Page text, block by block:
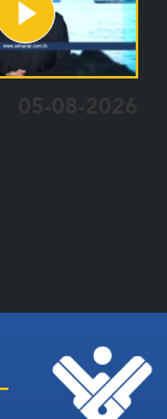
05-08-2026